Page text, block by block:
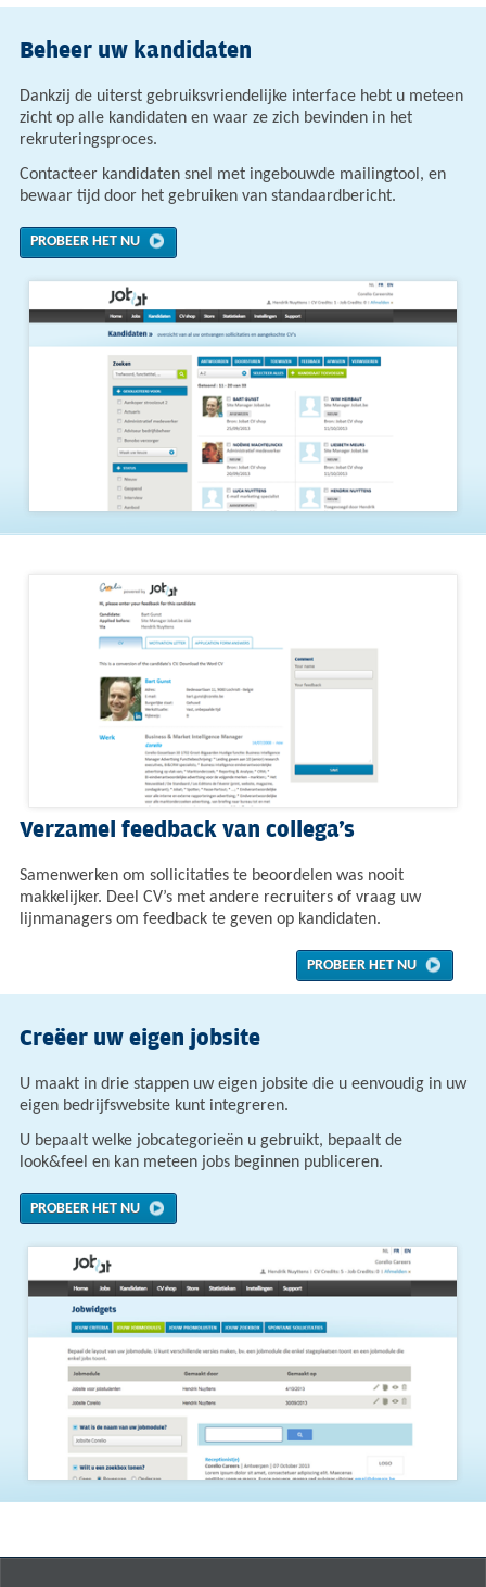
Beheer uw kandidaten
Dankzij de uiterst gebruiksvriendelijke interface hebt u meteen
zicht op alle kandidaten en waar ze zich bevinden in het
rekruteringsproces.
Contacteer kandidaten snel met ingebouwde mailingtool, en
bewaar tijd door het gebruiken van standaardbericht.
PROBEER HET NU
Verzamel feedback van collega’s
Samenwerken om sollicitaties te beoordelen was nooit
makkelijker. Deel CV’s met andere recruiters of vraag uw
lijnmanagers om feedback te geven op kandidaten.
PROBEER HET NU
Creëer uw eigen jobsite
U maakt in drie stappen uw eigen jobsite die u eenvoudig in uw
eigen bedrijfswebsite kunt integreren.
U bepaalt welke jobcategorieën u gebruikt, bepaalt de
look&feel en kan meteen jobs beginnen publiceren.
PROBEER HET NU